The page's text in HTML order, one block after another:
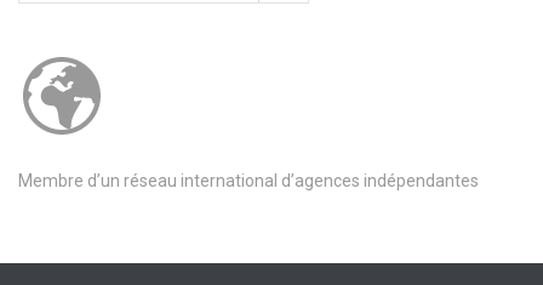
Membre d’un réseau international d’agences indépendantes